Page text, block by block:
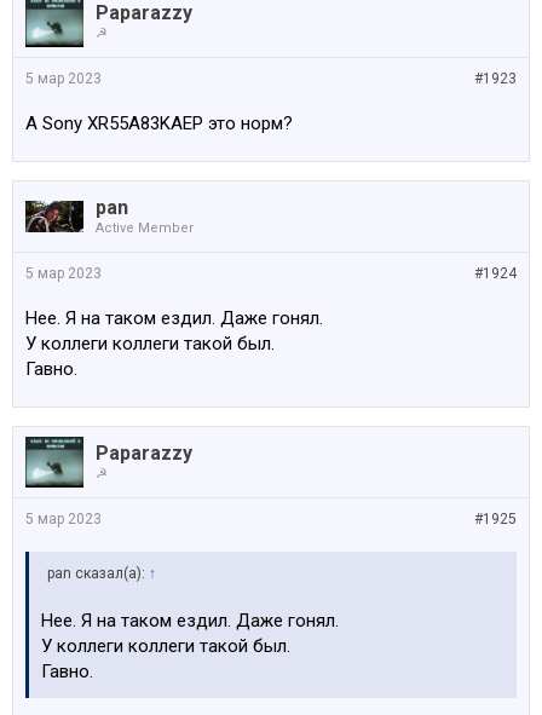
Paparazzy
☭
#1923
5 мар 2023
А Sony XR55A83KAEP это норм?
pan
Active Member
#1924
5 мар 2023
Нее. Я на таком ездил. Даже гонял.
У коллеги коллеги такой был.
Гавно.
Paparazzy
☭
#1925
5 мар 2023
pan сказал(а): ↑
Нее. Я на таком ездил. Даже гонял.
У коллеги коллеги такой был.
Гавно.